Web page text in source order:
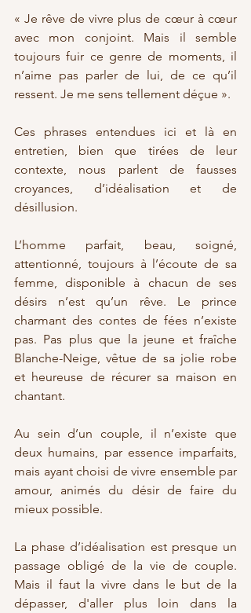
« Je rêve de vivre plus de cœur à cœur
avec mon conjoint. Mais il semble
toujours fuir ce genre de moments, il
n’aime pas parler de lui, de ce qu’il
ressent. Je me sens tellement déçue ».
Ces phrases entendues ici et là en
entretien, bien que tirées de leur
contexte, nous parlent de fausses
croyances, d’idéalisation et de
désillusion.
L’homme parfait, beau, soigné,
attentionné, toujours à l’écoute de sa
femme, disponible à chacun de ses
désirs n’est qu’un rêve. Le prince
charmant des contes de fées n’existe
pas. Pas plus que la jeune et fraîche
Blanche-Neige, vêtue de sa jolie robe
et heureuse de récurer sa maison en
chantant.
Au sein d’un couple, il n’existe que
deux humains, par essence imparfaits,
mais ayant choisi de vivre ensemble par
amour, animés du désir de faire du
mieux possible.
La phase d’idéalisation est presque un
passage obligé de la vie de couple.
Mais il faut la vivre dans le but de la
dépasser, d'aller plus loin dans la